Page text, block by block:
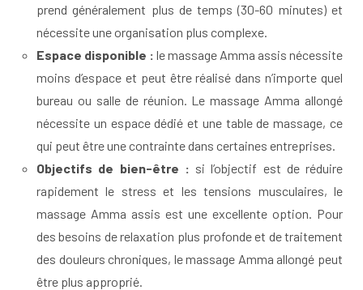
prend généralement plus de temps (30-60 minutes) et
nécessite une organisation plus complexe.
Espace disponible : le massage Amma assis nécessite
moins d’espace et peut être réalisé dans n’importe quel
bureau ou salle de réunion. Le massage Amma allongé
nécessite un espace dédié et une table de massage, ce
qui peut être une contrainte dans certaines entreprises.
Objectifs de bien-être : si l’objectif est de réduire
rapidement le stress et les tensions musculaires, le
massage Amma assis est une excellente option. Pour
des besoins de relaxation plus profonde et de traitement
des douleurs chroniques, le massage Amma allongé peut
être plus approprié.